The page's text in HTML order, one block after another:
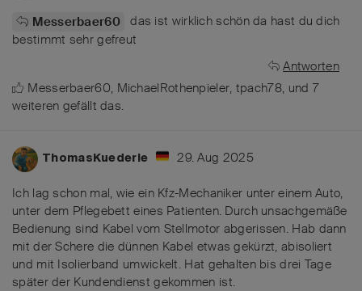
Messerbaer60
das ist wirklich schön da hast du dich
bestimmt sehr gefreut
Antworten
Messerbaer60, MichaelRothenpieler, tpach78, und 7
weiteren gefällt das.
ThomasKuederle 29. Aug 2025
Ich lag schon mal, wie ein Kfz-Mechaniker unter einem Auto,
unter dem Pflegebett eines Patienten. Durch unsachgemäße
Bedienung sind Kabel vom Stellmotor abgerissen. Hab dann
mit der Schere die dünnen Kabel etwas gekürzt, abisoliert
und mit Isolierband umwickelt. Hat gehalten bis drei Tage
später der Kundendienst gekommen ist.